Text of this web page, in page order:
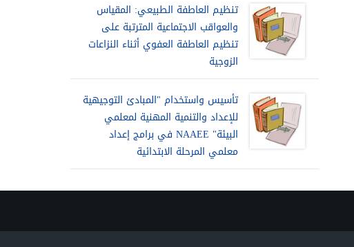
تنظيم العاطفة الطبيعي: المقياس
والعواقب الاجتماعية المترتبة على
تنظيم العاطفة العفوي أثناء النزاعات
الزوجية
تأسيس واستخدام "المبادئ التوجيهية
للإعداد والتنمية المهنية لمعلمي
البيئة" NAAEE في برامج إعداد
معلمي المرحلة الابتدائية